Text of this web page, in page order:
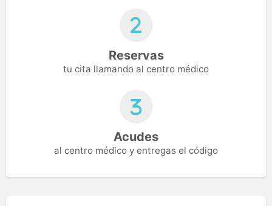
Reservas
tu cita llamando al centro médico
Acudes
al centro médico y entregas el código